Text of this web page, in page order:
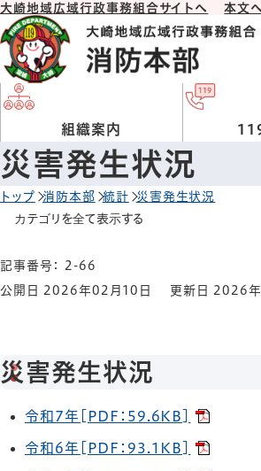
大崎地域広域行政事務組合サイトへ 本文へ
組織案内
災害発生状況
トップ 消防本部 統計
災害発生状況
カテゴリを全て表示する
記事番号： 2-66
公開日 2026年02月10日
更新日 2026
災害発生状況
令和7年[PDF：59.6KB]
令和6年[PDF：93.1KB]